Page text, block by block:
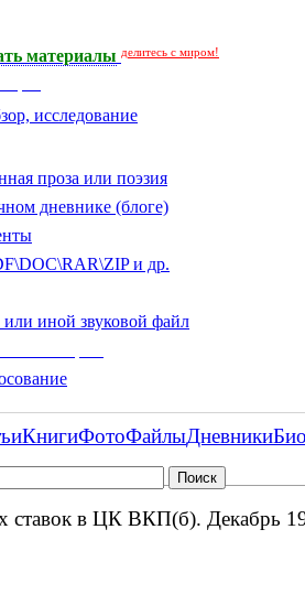
материалы делитесь с миром!
исследование
проза или поэзия
дневнике (блоге)
и др.
иной звуковой файл
КнигиФотоФайлыДневники
ставок в ЦК ВКП(б). Декабрь